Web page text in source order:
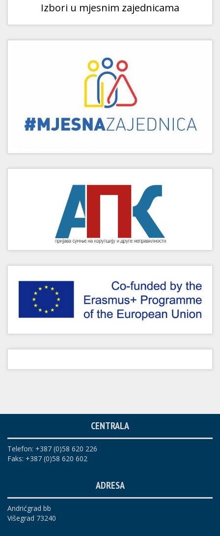
Izbori u mjesnim zajednicama
CENTRALA
Telefon: +387 (0)58 620 226
Faks: +387 (0)58 620 602
ADRESA
Andrićgrad bb
Višegrad 73240